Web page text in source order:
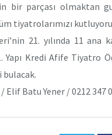
bir parçası olmaktan
tiyatrolarımızı
21. yılında 11
Yapı Kredi Afife Tiyatro
Batu Yener / 0212 347